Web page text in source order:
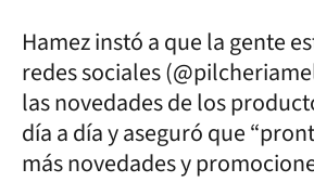
Hamez instó a que la gente
redes sociales
las novedades de los
día a día y aseguró que
más novedades y